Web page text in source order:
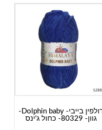
דולפין בייבי- Dolphin baby-
גוון- 80329- כחול ג'ינס